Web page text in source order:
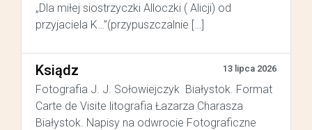
„Dla miłej siostrzyczki Alloczki ( Alicji) od
przyjaciela K…”(przypuszczalnie […]
Ksiądz 13 lipca 2026
Fotografia J. J. Sołowiejczyk Białystok. Format
Carte de Visite litografia Łazarza Charasza
Białystok. Napisy na odwrocie Fotograficzne